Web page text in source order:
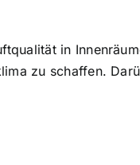
in
zu schaffen.